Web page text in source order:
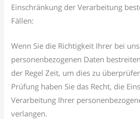
Einschränkung der Verarbeitung
Fällen:
Wenn Sie die Richtigkeit Ihrer bei
personenbezogenen Daten
der Regel Zeit, um dies zu
Prüfung haben Sie das Recht, die
Verarbeitung Ihrer
verlangen.